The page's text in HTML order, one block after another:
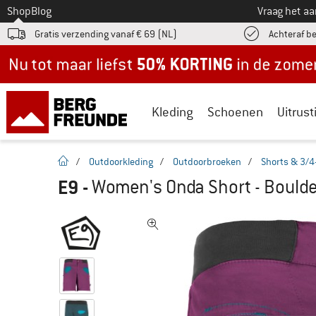
Naar
ShopBlog Vraag het
Gratis verzending vanaf € 69 (NL) Achteraf
Kleding Schoenen
Startpagina
/ Outdoorkleding / Outdoorbroeken / Shorts & 3/
E9 -Women's Onda Short -